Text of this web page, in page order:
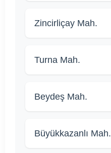
Zincirliçay Mah.
Turna Mah.
Beydeş Mah.
Büyükkazanlı Mah.